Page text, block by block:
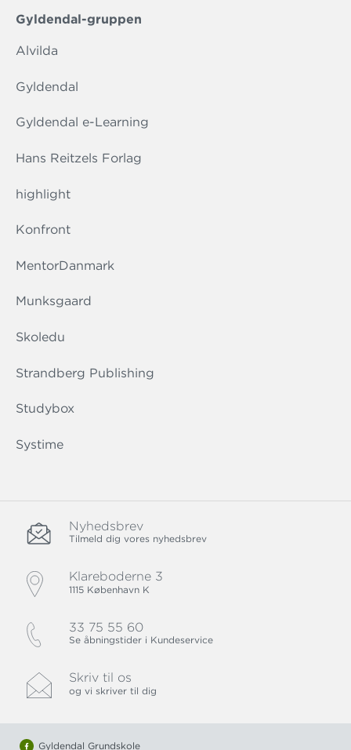
Gyldendal-gruppen
Alvilda
Gyldendal
Gyldendal e-Learning
Hans Reitzels Forlag
highlight
Konfront
MentorDanmark
Munksgaard
Skoledu
Strandberg Publishing
Studybox
Systime
Nyhedsbrev
Tilmeld dig vores nyhedsbrev
Klareboderne 3
1115 København K
33 75 55 60
Se åbningstider i Kundeservice
Skriv til os
og vi skriver til dig
Gyldendal Grundskole